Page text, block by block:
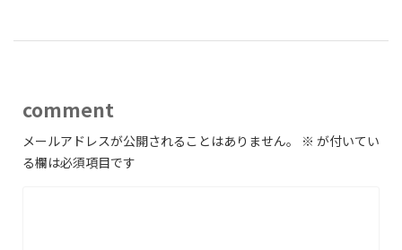
comment
メールアドレスが公開されることはありません。 ※ が付いてい
る欄は必須項目です